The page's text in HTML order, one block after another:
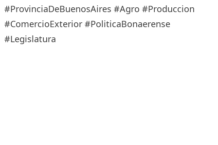
#ProvinciaDeBuenosAires #Agro #Produccion
#ComercioExterior #PoliticaBonaerense
#Legislatura